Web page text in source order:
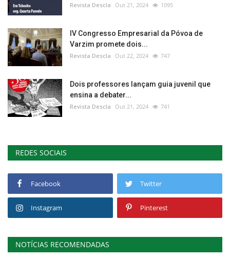
Revista Descla Out 21, 2024 1095
IV Congresso Empresarial da Póvoa de
Varzim promete dois...
Revista Descla Out 22, 2024 747
Dois professores lançam guia juvenil que
ensina a debater...
Revista Descla Out 21, 2024 741
REDES SOCIAIS
Facebook Twitter
Instagram Pinterest
NOTÍCIAS RECOMENDADAS